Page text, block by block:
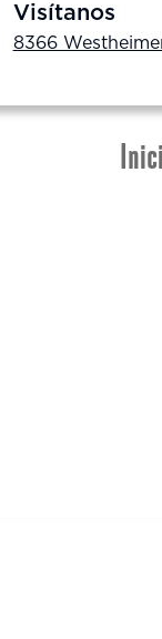
Visítanos
8366